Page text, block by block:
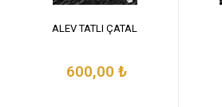
ALEV TATLI ÇATAL
600,00 ₺